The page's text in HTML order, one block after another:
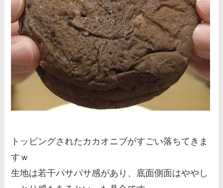
トッピングされたカカオニブがすごい落ちてきま
すｗ
生地は若干パサパサ感があり、底面側面はややし